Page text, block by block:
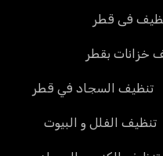
فى قطر
خزانات بقطر
تنظيف السجاد في قطر
تنظيف الفلل و البيوت